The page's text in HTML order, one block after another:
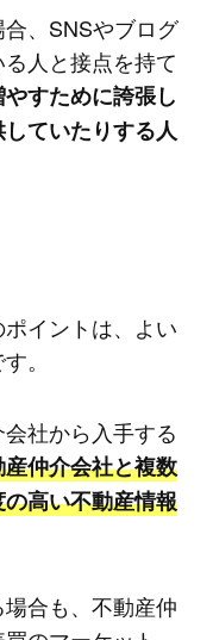
、SNSやブログ
人と接点を持て
すために誇張し
ていたりする人
イントは、よい
。
社から入手する
仲介会社と複数
高い不動産情報
合も、不動産仲